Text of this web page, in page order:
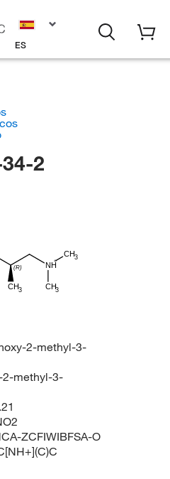
ES
2
(R)
CH3
NH
CH3
CH3
2-methyl-3-
2-methyl-3-
ZCFIWIBFSA-O